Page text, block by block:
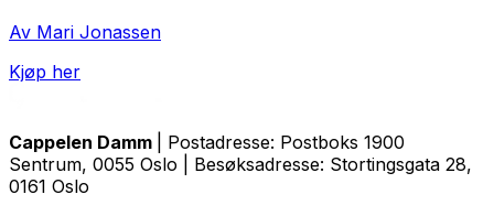
Av Mari Jonassen
Kjøp her
Cappelen Damm
| Postadresse: Postboks 1900
Sentrum, 0055 Oslo | Besøksadresse: Stortingsgata 28,
0161 Oslo